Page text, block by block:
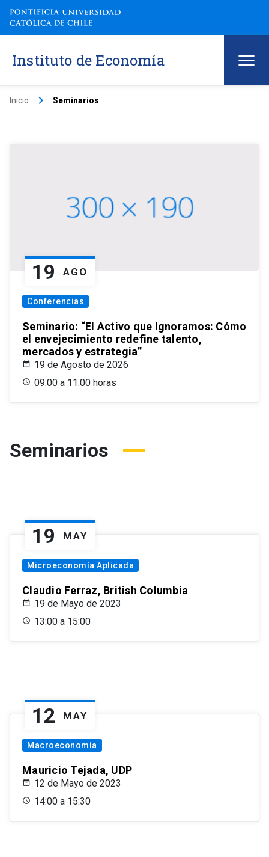
Instituto de Economía
Inicio keyboard_arrow_right Seminarios
19 AGO
Conferencias
Seminario: “El Activo que Ignoramos: Cómo
el envejecimiento redefine talento,
mercados y estrategia”
19 de Agosto de 2026
09:00 a 11:00 horas
Seminarios
19 MAY
Microeconomía Aplicada
Claudio Ferraz, British Columbia
19 de Mayo de 2023
13:00 a 15:00
12 MAY
Macroeconomía
Mauricio Tejada, UDP
12 de Mayo de 2023
14:00 a 15:30